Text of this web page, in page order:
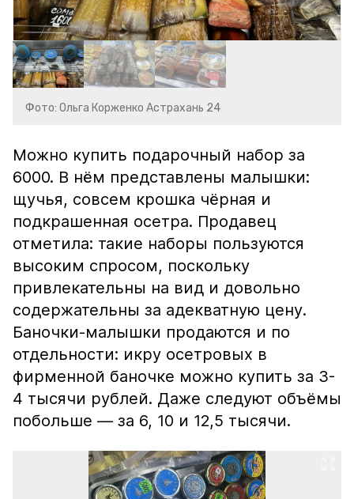
Фото: Ольга Корженко Астрахань 24
Можно купить подарочный набор за
6000. В нём представлены малышки:
щучья, совсем крошка чёрная и
подкрашенная осетра. Продавец
отметила: такие наборы пользуются
высоким спросом, поскольку
привлекательны на вид и довольно
содержательны за адекватную цену.
Баночки-малышки продаются и по
отдельности: икру осетровых в
фирменной баночке можно купить за 3-
4 тысячи рублей. Даже следуют объёмы
побольше — за 6, 10 и 12,5 тысячи.